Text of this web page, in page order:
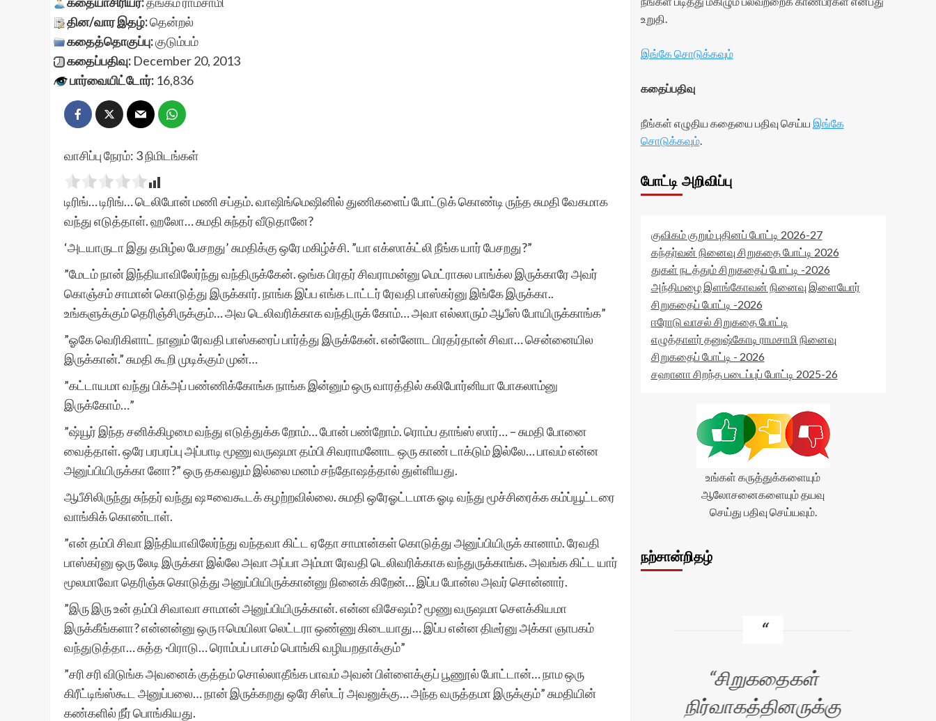
தின/வார இதழ்:தென்றல்
கதைத்தொகுப்பு:குடும்பம்
கதைப்பதிவு: December 20, 2013
பார்வையிட்டோர்: 16,836
வாசிப்பு நேரம்: 3நிமிடங்கள்
டிரிங்… டிரிங்… டெலிபோன் மணி சப்தம். வாஷிங்மெஷினில் துணிகளைப் போட்டுக் கொண்டி ருந்த சுமதி வேகமாக
வந்து எடுத்தாள். ஹலோ… சுமதி சுந்தர் வீடுதானே?
‘அடயாருடா இது தமிழ்ல பேசறது’ சுமதிக்கு ஒரே மகிழ்ச்சி. ”யா எக்ஸாக்ட்லி நீங்க யார் பேசறது?”
”மேடம் நான் இந்தியாவிலேர்ந்து வந்திருக்கேன். ஒங்க பிரதர் சிவராமன்னு மெட்ராசுல பாங்க்ல இருக்காரே அவர்
கொஞ்சம் சாமான் கொடுத்து இருக்கார். நாங்க இப்ப எங்க டாட்டர் ரேவதி பாஸ்கர்னு இங்கே இருக்கா..
உங்களுக்கும் தெரிஞ்சிருக்கும்… அவ டெலிவரிக்காக வந்திருக் கோம்… அவா எல்லாரும் ஆபீஸ் போயிருக்காங்க”
”ஓகே வெரிகிளாட் நானும் ரேவதி பாஸ்கரைப் பார்த்து இருக்கேன். என்னோட பிரதர்தான் சிவா… சென்னையில
இருக்கான்.” சுமதி கூறி முடிக்கும் முன்…
”கட்டாயமா வந்து பிக்அப் பண்ணிக்கோங்க நாங்க இன்னும் ஒரு வாரத்தில் கலிபோர்னியா போகலாம்னு
இருக்கோம்…”
”ஷ்யூர் இந்த சனிக்கிழமை வந்து எடுத்துக்க றோம்… போன் பண்றோம். ரொம்ப தாங்ஸ் ஸார்… – சுமதி போனை
வைத்தாள். ஒரே பரபரப்பு அப்பாடி மூணு வருஷமா தம்பி சிவராமனோட ஒரு காண் டாக்டும் இல்லே… பாவம் என்ன
அனுப்பியிருக்கா னோ?” ஒரு தகவலும் இல்லை மனம் சந்தோஷத்தால் துள்ளியது.
ஆபீசிலிருந்து சுந்தர் வந்து ஷ¤வைகூடக் கழற்றவில்லை. சுமதி ஒரேஓட்டமாக ஓடி வந்து மூச்சிரைக்க கம்ப்யூட்டரை
வாங்கிக் கொண்டாள்.
”என் தம்பி சிவா இந்தியாவிலேர்ந்து வந்தவா கிட்ட ஏதோ சாமான்கள் கொடுத்து அனுப்பியிருக் கானாம். ரேவதி
பாஸ்கர்னு ஒரு லேடி இருக்கா இல்லே அவா அப்பா அம்மா ரேவதி டெலிவரிக்காக வந்துருக்காங்க. அவங்க கிட்ட யார்
மூலமாவோ தெரிஞ்சு கொடுத்து அனுப்பியிருக்கான்னு நினைக் கிறேன்… இப்ப போன்ல அவர் சொன்னார்.
”இரு இரு உன் தம்பி சிவாவா சாமான் அனுப்பியிருக்கான். என்ன விசேஷம்? மூணு வருஷமா செளக்கியமா
இருக்கீங்களா? என்னன்னு ஒரு ஈமெயிலா லெட்டரா ஒண்ணு கிடையாது… இப்ப என்ன திடீர்னு அக்கா ஞாபகம்
வந்துடுத்தா… சுத்த ·பிராடு… ரொம்பப் பாசம் பொங்கி வழியறதாக்கும்”
”சரி சரி விடுங்க அவனைக் குத்தம் சொல்லாதீங்க பாவம் அவன் பிள்ளைக்குப் பூணூல் போட்டான்… நாம ஒரு
கிரீட்டிங்ஸ்கூட அனுப்பலை… நான் இருக்கறது ஒரே சிஸ்டர் அவனுக்கு… அந்த வருத்தமா இருக்கும்” சுமதியின்
கண்களில் நீர் பொங்கியது.
உறுதி.
இங்கே சொடுக்கவும்
கதைப்பதிவு
நீங்கள் எழுதிய கதையை பதிவு செய்ய இங்கே
சொடுக்கவும்.
போட்டி அறிவிப்பு
குவிகம் குறும் புதினப் போட்டி 2026-27
கந்தர்வன் நினைவு சிறுகதை போட்டி 2026
துகள் நடத்தும் சிறுகதைப் போட்டி -2026
அந்திமழை இளங்கோவன் நினைவு இளையோர்
சிறுகதைப் போட்டி -2026
ஈரோடு வாசல் சிறுகதை போட்டி
எழுத்தாளர் தனுஷ்கோடி ராமசாமி நினைவு
சிறுகதைப் போட்டி - 2026
சஹானா சிறந்த படைப்புப் போட்டி 2025-26
உங்கள் கருத்துக்களையும்
ஆலோசனைகளையும் தயவு
செய்து பதிவு செய்யவும்.
நற்சான்றிதழ்
வணக்கம், தொடர்ந்து
தங்கள் தளம் நல்ல
சிறுகதைகள்
நிர்வாகத்தினருக்கு